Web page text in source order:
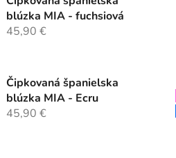
blúzka MIA - fuchsiová
45,90 €
Čipkovaná španielska
blúzka MIA - Ecru
45,90 €